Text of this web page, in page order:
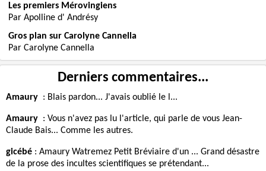
Les premiers Mérovingiens
Par Apolline d' Andrésy
Gros plan sur Carolyne Cannella
Par Carolyne Cannella
Derniers commentaires...
Amaury : Blais pardon... J'avais oublié le l...
Amaury : Vous n'avez pas lu l'article, qui parle de vous Jean-
Claude Bais... Comme les autres.
gicébé: Amaury Watremez Petit Bréviaire d'un ... Grand désastre
de la prose des incultes scientifiques se prétendant...